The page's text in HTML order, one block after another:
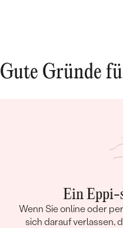
Gute Gründe
Ein Eppi-
Wenn Sie online oder
sich darauf verlassen,